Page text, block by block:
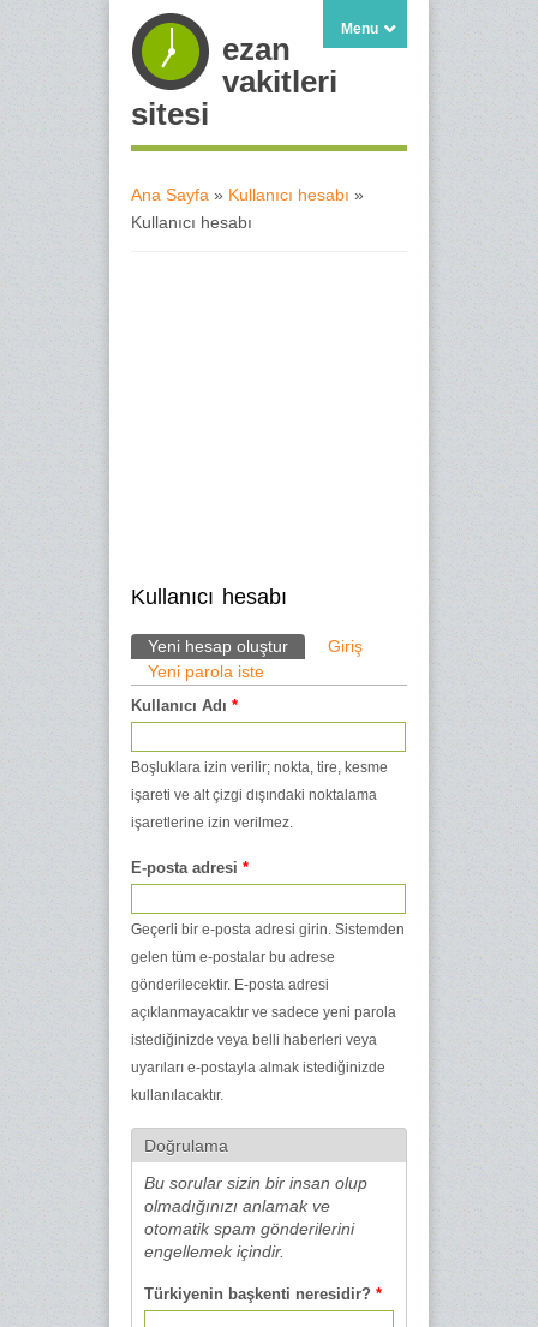
ezan
vakitleri
sitesi
Menu
Buradasınız
Ana Sayfa » Kullanıcı hesabı »
Kullanıcı hesabı
Kullanıcı hesabı
Birincil sekmeler
Yeni hesap oluştur (etkin sekme)
Giriş
Yeni parola iste
Kullanıcı Adı *
Boşluklara izin verilir; nokta, tire, kesme
işareti ve alt çizgi dışındaki noktalama
işaretlerine izin verilmez.
E-posta adresi *
Geçerli bir e-posta adresi girin. Sistemden
gelen tüm e-postalar bu adrese
gönderilecektir. E-posta adresi
açıklanmayacaktır ve sadece yeni parola
istediğinizde veya belli haberleri veya
uyarıları e-postayla almak istediğinizde
kullanılacaktır.
Doğrulama
Bu sorular sizin bir insan olup
olmadığınızı anlamak ve
otomatik spam gönderilerini
engellemek içindir.
Türkiyenin başkenti neresidir? *